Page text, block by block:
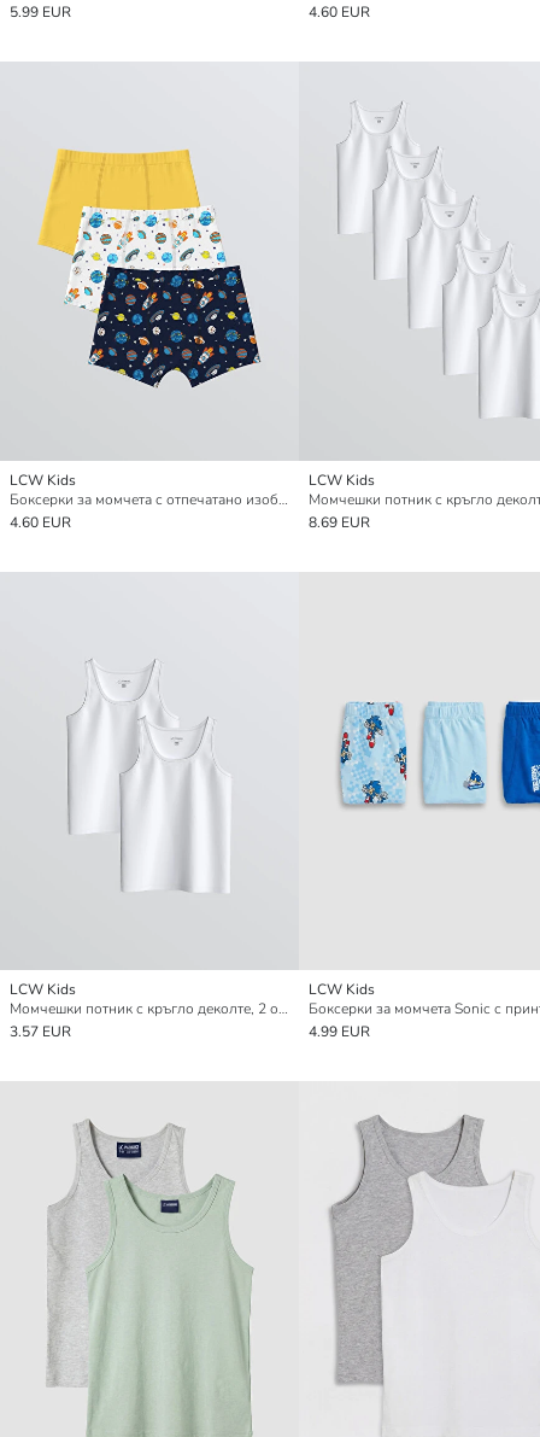
5.99 EUR
4.60 EUR
LCW Kids
Боксерки за момчета с отпечатано изображение, 3 опаковки
4.60 EUR
LCW Kids
8.69 EUR
LCW Kids
Момчешки потник с кръгло деколте, 2 опаковки
3.57 EUR
LCW Kids
4.99 EUR